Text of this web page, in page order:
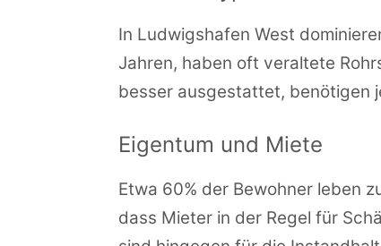
In Ludwigshafen West
Jahren, haben oft veraltete
besser ausgestattet, benötigen
Eigentum und Miete
Etwa 60% der Bewohner leben
dass Mieter in der Regel für